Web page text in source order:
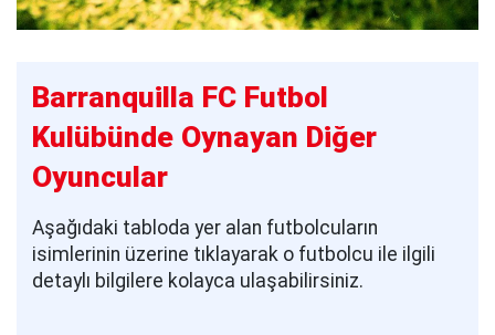
Barranquilla FC Futbol
Kulübünde Oynayan Diğer
Oyuncular
Aşağıdaki tabloda yer alan futbolcuların
isimlerinin üzerine tıklayarak o futbolcu ile ilgili
detaylı bilgilere kolayca ulaşabilirsiniz.